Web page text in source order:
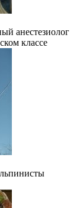
анестезиолог
классе